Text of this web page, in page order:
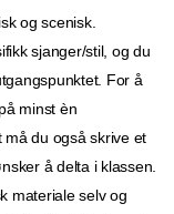
og scenisk.
sjanger/stil, og du
For å
minst èn
du også skrive et
å delta i klassen.
materiale selv og